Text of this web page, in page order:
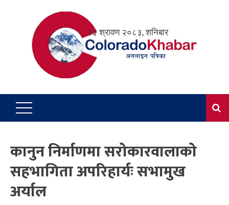
२३ श्रावण २०८३, शनिबार
कानुन निर्माणमा सरोकारवालाको
सहभागिता अपरिहार्यः सभामुख
अर्याल